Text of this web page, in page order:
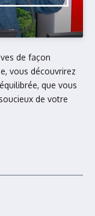
de façon
vous découvrirez
que vous
de votre